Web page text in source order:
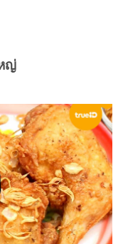
ญ่